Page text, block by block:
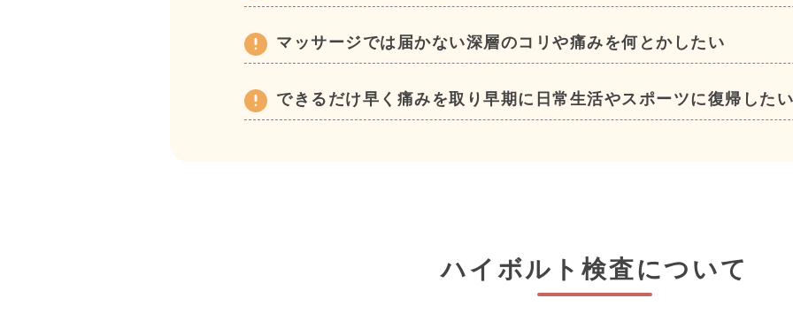
マッサージでは届かない深層のコリや痛みを何とかしたい
できるだけ早く痛みを取り早期に日常生活やスポーツに復帰したい
ハイボルト検査について